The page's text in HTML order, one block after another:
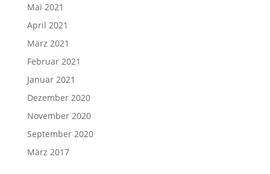
Mai 2021
April 2021
März 2021
Februar 2021
Januar 2021
Dezember 2020
November 2020
September 2020
März 2017